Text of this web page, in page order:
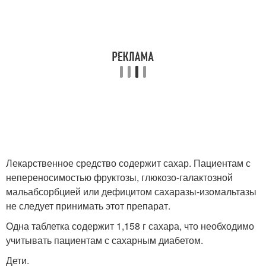
Лекарственное средство содержит сахар. Пациентам с
непереносимостью фруктозы, глюкозо-галактозной
мальабсорбцией или дефицитом сахаразы-изомальтазы
не следует принимать этот препарат.
Одна таблетка содержит 1,158 г сахара, что необходимо
учитывать пациентам с сахарным диабетом.
Дети.